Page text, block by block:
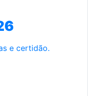
e certidão.